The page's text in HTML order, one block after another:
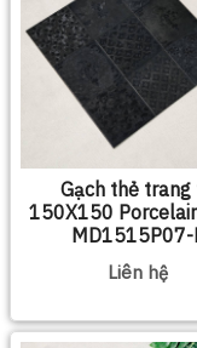
Gạch thẻ
150X150
MD1515P07-
Liên hệ